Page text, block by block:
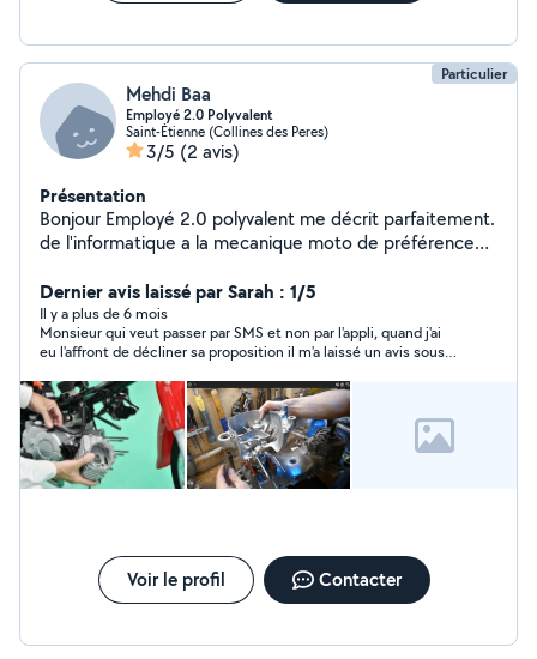
Particulier
Mehdi Baa
Employé 2.0 Polyvalent
Saint-Étienne (Collines des Peres)
3/5 (2 avis)
Présentation
Bonjour Employé 2.0 polyvalent me décrit parfaitement.
de l'informatique a la mecanique moto de préférence
force de l'âge. Dieu Merci je suis un oui un homme a
tout faire. besoin de moi n'hésite pas je suis dispo ce
week-end. jai ma boite à outils . besoin d'un coup de
main?
Dernier avis laissé par Sarah : 1/5
Il y a plus de 6 mois
Monsieur qui veut passer par SMS et non par l'appli, quand j'ai
eu l'affront de décliner sa proposition il m'a laissé un avis sous
Voir le profil Contacter